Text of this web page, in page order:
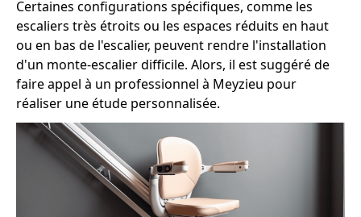
Certaines configurations spécifiques, comme les
escaliers très étroits ou les espaces réduits en haut
ou en bas de l'escalier, peuvent rendre l'installation
d'un monte-escalier difficile. Alors, il est suggéré de
faire appel à un professionnel à Meyzieu pour
réaliser une étude personnalisée.